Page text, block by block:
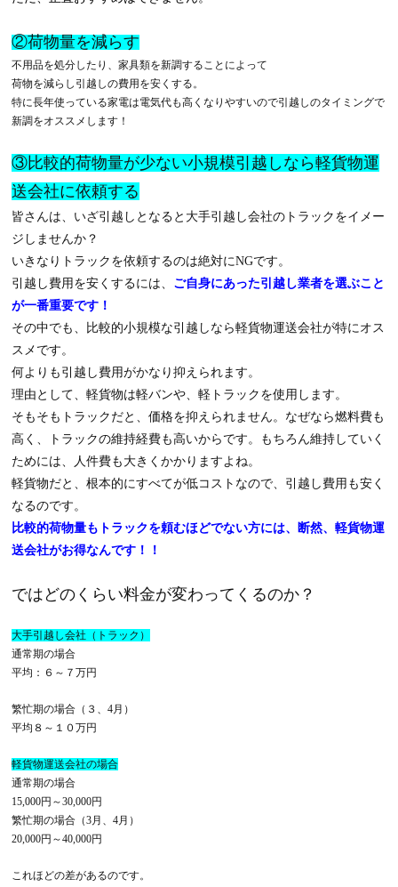
②荷物量を減らす
不用品を処分したり、家具類を新調することによって
荷物を減らし引越しの費用を安くする。
特に長年使っている家電は電気代も高くなりやすいので引越しのタイミングで
新調をオススメします！
③比較的荷物量が少ない小規模引越しなら軽貨物運
送会社に依頼する
皆さんは、いざ引越しとなると大手引越し会社のトラックをイメー
ジしませんか？
いきなりトラックを依頼するのは絶対にNGです。
引越し費用を安くするには、 ご自身にあった引越し業者を選ぶこと
が一番重要です！
その中でも、比較的小規模な引越しなら軽貨物運送会社が特にオス
スメです。
何よりも引越し費用がかなり抑えられます。
理由として、軽貨物は軽バンや、軽トラックを使用します。
そもそもトラックだと、価格を抑えられません。なぜなら燃料費も
高く、トラックの維持経費も高いからです。もちろん維持していく
ためには、人件費も大きくかかりますよね。
軽貨物だと、根本的にすべてが低コストなので、引越し費用も安く
なるのです。
比較的荷物量もトラックを頼むほどでない方には、断然、軽貨物運
送会社がお得なんです！！
ではどのくらい料金が変わってくるのか？
大手引越し会社（トラック）
通常期の場合
平均：６～７万円
繁忙期の場合（３、4月）
平均８～１０万円
軽貨物運送会社の場合
通常期の場合
15,000円～30,000円
繁忙期の場合（3月、4月）
20,000円～40,000円
これほどの差があるのです。